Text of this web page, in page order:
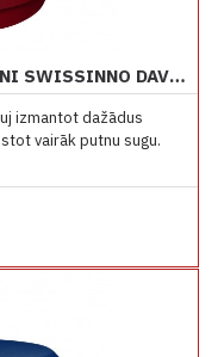
PUTNU BAROTAVA GUDRIE PUTNI SWISSINNO DAVOS TUMŠI SARKANA BURGUNDY TONIS
izmantot dažādus
vairāk putnu sugu.